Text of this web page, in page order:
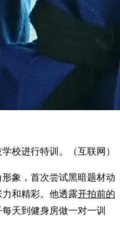
校进行特训。（互联网）
象，首次尝试黑暗题材动
和精彩。他透露开拍前的
每天到健身房做一对一训